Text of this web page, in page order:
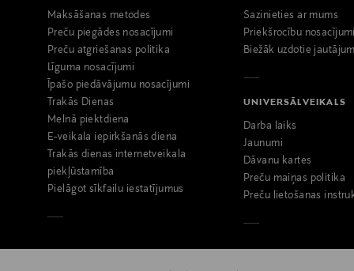
Maksāšanas metodes
Preču piegādes nosacījumi
Preču atgriešanas politika
Līguma nosacījumi
Īpašo piedāvājumu nosacījumi
Trakās Dienas
Melnā piektdiena
E-veikala iepirkšanās diena
Trakās dienas internetveikala
piekļūstamība
Pielāgot sīkfailu iestatījumus
Sazinieties ar mums
Priekšrocību nosacījumi
Biežāk uzdotie
UNIVERSĀLVEIKALS
Darba laiks
Jaunumi
Dāvanu kartes
Preču maiņas politika
Preču lietošanas